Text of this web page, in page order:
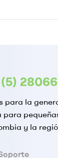
para la
para
y la